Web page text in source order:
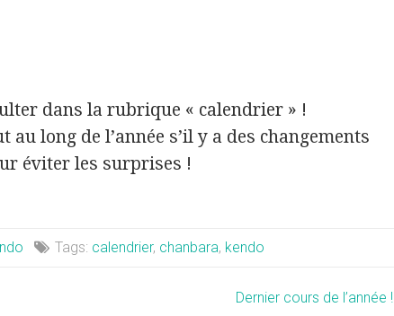
dans la rubrique « calendrier » !
long de l’année s’il y a des changements
éviter les surprises !
Tags: calendrier, chanbara, kendo
Dernier cours de l’année !